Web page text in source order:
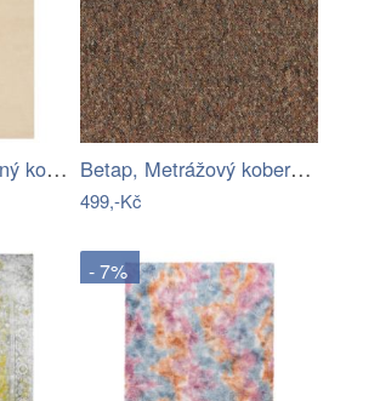
Jotex Béžový vlněný koberec ASIA 160 x… Betap, Metrážový koberec Virtuose 97,…
499,-Kč
- 7%